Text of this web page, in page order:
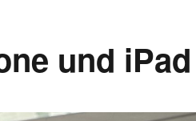
und iPad